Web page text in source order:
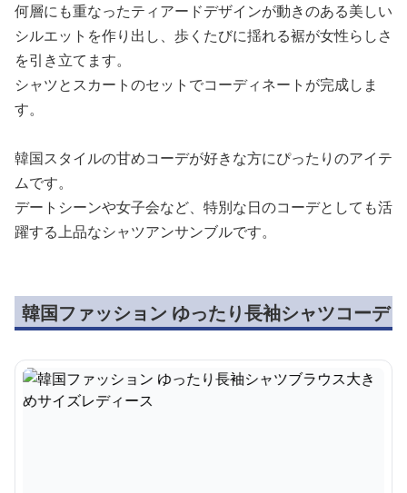
何層にも重なったティアードデザインが動きのある美しい
シルエットを作り出し、歩くたびに揺れる裾が女性らしさ
を引き立てます。
シャツとスカートのセットでコーディネートが完成しま
す。
韓国スタイルの甘めコーデが好きな方にぴったりのアイテ
ムです。
デートシーンや女子会など、特別な日のコーデとしても活
躍する上品なシャツアンサンブルです。
韓国ファッション ゆったり長袖シャツコーデ